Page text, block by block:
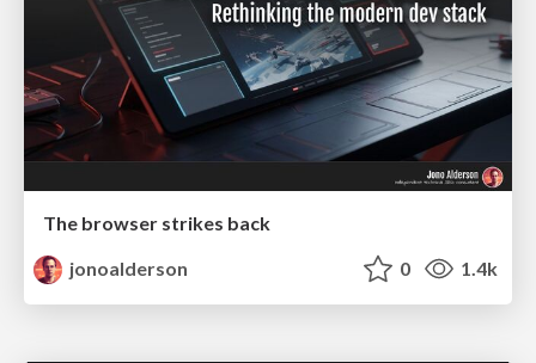
The browser strikes back
jonoalderson
0 1.4k